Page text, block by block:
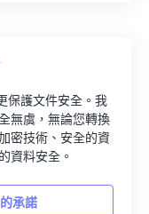
保護文件安全。我
無虞，無論您轉換
密技術、安全的資
資料安全。
承諾